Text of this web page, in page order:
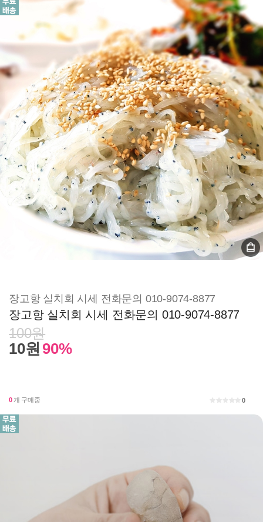
장고항 실치회 시세 전화문의 010-9074-8877
장고항 실치회 시세 전화문의 010-9074-8877
100원
10원 90%
0 개 구매중 0